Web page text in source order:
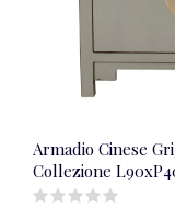
Armadio Cinese
Collezione